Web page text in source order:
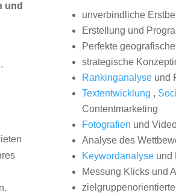
und
unverbindliche
Erstellung und
Perfekte
strategische
Rankinganalyseund
Textentwicklung ,
Contentmarketing
Fotografien und
Analyse des
Keywordanalyseund
Messung Klicks und